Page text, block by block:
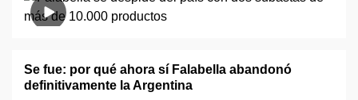
Se fue: por qué ahora sí Falabella abandonó
definitivamente la Argentina